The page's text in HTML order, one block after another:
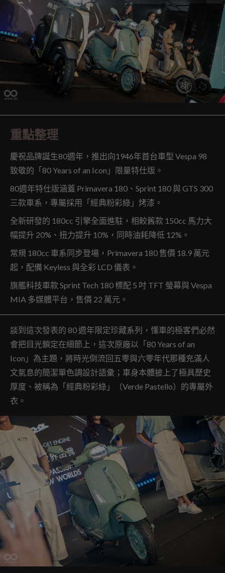
重點整理
慶祝品牌誕生80週年，推出向1946年首台車型 Vespa 98
致敬的「80 Years of an Icon」限量特仕版。
80週年特仕版涵蓋 Primavera 180、Sprint 180 與 GTS 300
三款車系，專屬採用「經典粉彩綠」烤漆。
全新研發的 180cc 引擎全面進駐，相較舊款 150cc 馬力大
幅提升 20%、扭力提升 10%，同時油耗降低 12%。
常規 180cc 車系同步登場，Primavera 180 售價 18.9 萬元
起，配備 Keyless 與全彩 LCD 儀表。
旗艦科技車款 Sprint Tech 180 標配 5 吋 TFT 螢幕與 Vespa
MIA 多媒體平台，售價 22 萬元。
談到這次發表的 80 週年限定珍藏系列，懂車的極客們必然
會把目光鎖定在細節上，這次原廠以「80 Years of an
Icon」為主題，將時光倒流回五零與六零年代那種充滿人
文氣息的簡潔單色調設計語彙；車身本體披上了極具歷史
厚度、被稱為「經典粉彩綠」（Verde Pastello）的專屬外
衣。